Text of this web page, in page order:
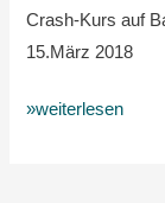
Crash-Kurs auf
15.März 2018
»weiterlesen